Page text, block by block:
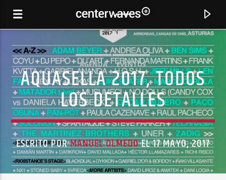
AGENDA EVENTOS
AQUASELLA 2017, TODOS
LOS DETALLES
ESCRITO PORMANUEL OLMEDOEL 17 MAYO, 2017